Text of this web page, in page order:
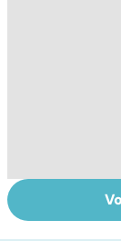
Suicide :
le passage